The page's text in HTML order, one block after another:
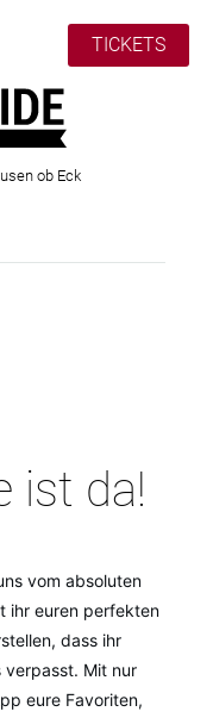
TICKETS
ob Eck
ist da!
vom absoluten
ihr euren perfekten
dass ihr
verpasst. Mit nur
eure Favoriten,